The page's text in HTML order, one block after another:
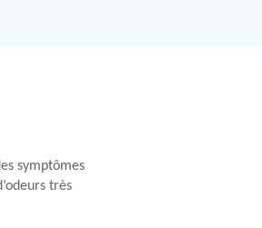
symptômes
très